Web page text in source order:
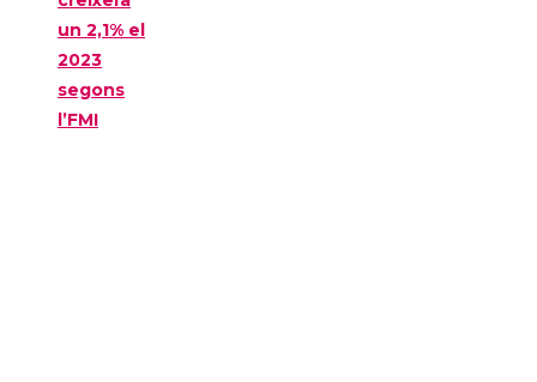
un 2,1% el
2023
segons
l’FMI